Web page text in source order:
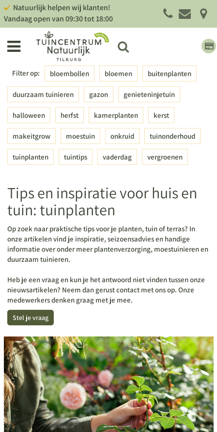
Natuurlijk helpen wij klanten!
Vandaag open van09:30tot18:00
Filter op: bloembollen bloemen buitenplanten
duurzaam tuinieren gazon genieteninjetuin
halloween herfst kamerplanten kerst
makeitgrow moestuin onkruid tuinonderhoud
tuinplanten tuintips vaderdag vergroenen
Tips en inspiratie voor huis en
tuin: tuinplanten
Op zoek naar praktische tips voor je planten, tuin of terras? In
onze artikelen vind je inspiratie, seizoensadvies en handige
informatie over onder meer plantenverzorging, moestuinieren en
duurzaam tuinieren.
Heb je een vraag en kun je het antwoord niet vinden tussen onze
nieuwsartikelen? Neem dan gerust contact met ons op. Onze
medewerkers denken graag met je mee.
Stel je vraag